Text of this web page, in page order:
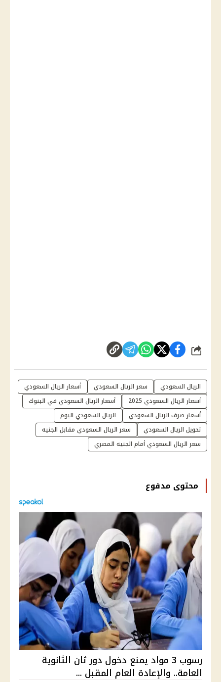
شارك
الريال السعودي سعر الريال السعودي
أسعار الريال السعودي
أسعار الريال السعودي 2025
أسعار الريال السعودي في البنوك
أسعار صرف الريال السعودي
الريال السعودي اليوم
تحويل الريال السعودي
سعر الريال السعودي مقابل الجنيه
سعر الريال السعودي أمام الجنيه المصري
محتوى مدفوع
رسوب 3 مواد يمنع دخول دور ثان الثانوية
العامة.. والإعادة العام المقبل ...